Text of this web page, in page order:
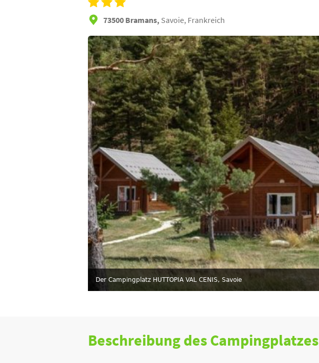
73500 Bramans, Savoie, Frankreich
Der Campingplatz HUTTOPIA VAL CENIS, Savoie
Beschreibung des Campingplatzes